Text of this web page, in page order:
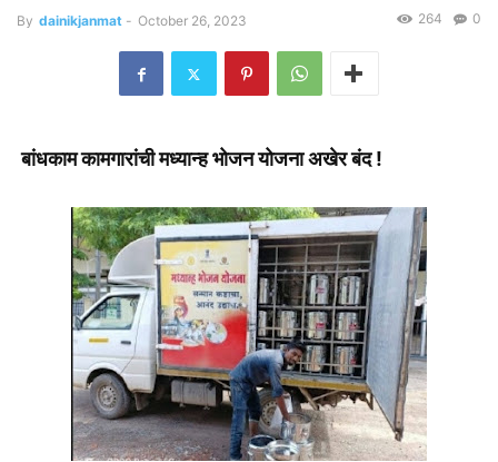
By dainikjanmat - October 26, 2023 0
264
बांधकाम कामगारांची मध्यान्ह भोजन योजना अखेर बंद !